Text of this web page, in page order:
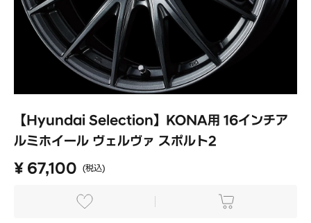
【Hyundai Selection】KONA用 16インチア
ルミホイール ヴェルヴァ スポルト2
¥ 67,100 (税込)